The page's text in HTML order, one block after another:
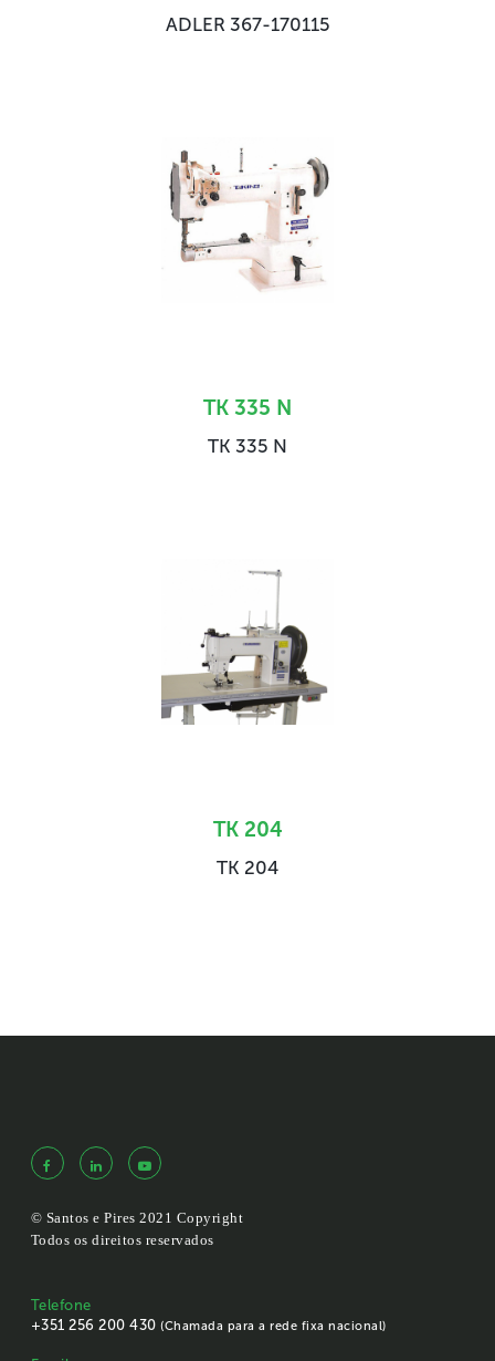
ADLER 367-170115
TK 335 N
TK 335 N
TK 204
TK 204
© Santos e Pires 2021 Copyright
Todos os direitos reservados
Telefone
+351 256 200 430(Chamada para a rede fixa nacional)